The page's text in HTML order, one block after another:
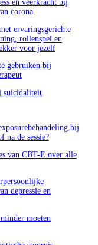
en veerkracht bij
corona
ervaringsgerichte
rollenspel en
voor jezelf
gebruiken bij
suicidaliteit
bij
na de sessie?
van CBT-E over alle
depressie en
moeten